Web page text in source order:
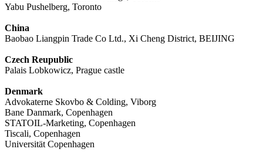
Yabu Pushelberg, Toronto
China
Baobao Liangpin Trade Co Ltd., Xi Cheng District, BEIJING
Czech Reupublic
Palais Lobkowicz, Prague castle
Denmark
Advokaterne Skovbo & Colding, Viborg
Bane Danmark, Copenhagen
STATOIL-Marketing, Copenhagen
Tiscali, Copenhagen
Universität Copenhagen